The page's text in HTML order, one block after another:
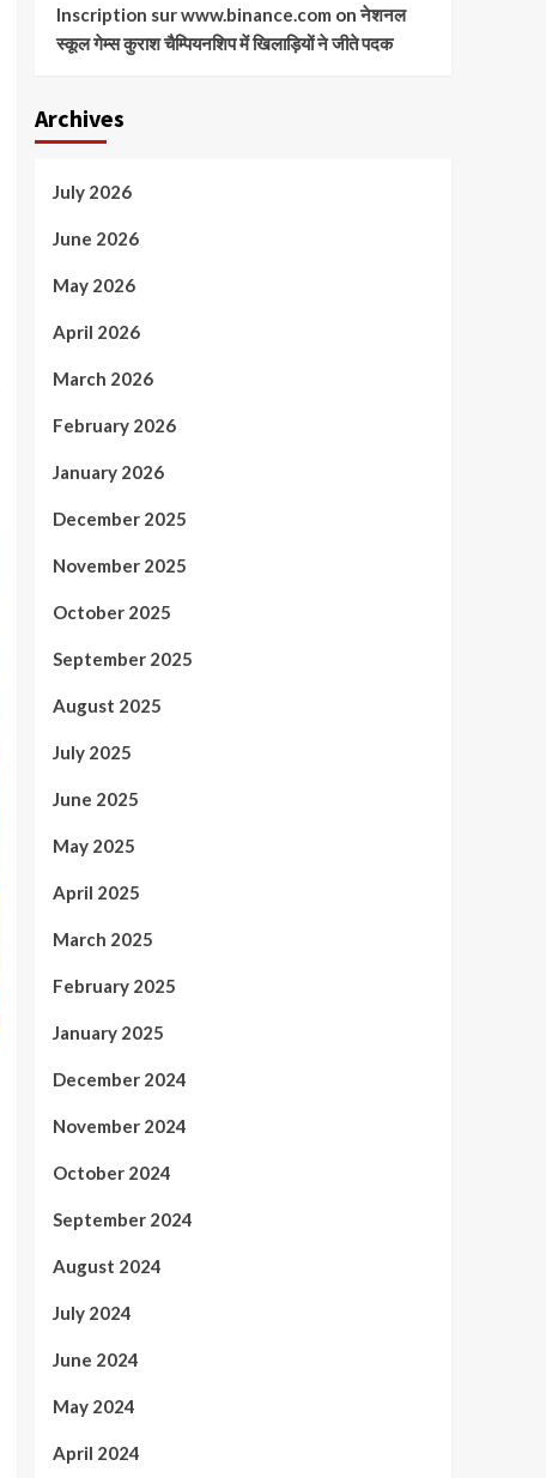
Inscription sur www.binance.com onनेशनल
स्कूल गेम्स कुराश चैम्पियनशिप में खिलाड़ियों ने जीते पदक
Archives
July 2026
June 2026
May 2026
April 2026
March 2026
February 2026
January 2026
December 2025
November 2025
October 2025
September 2025
August 2025
July 2025
June 2025
May 2025
April 2025
March 2025
February 2025
January 2025
December 2024
November 2024
October 2024
September 2024
August 2024
July 2024
June 2024
May 2024
April 2024